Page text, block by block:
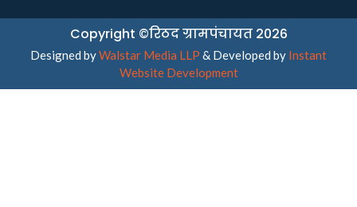
Copyright ©रिठद ग्रामपंचायत 2026
Designed byWalstar Media LLP & Developed by Instant
Website Development